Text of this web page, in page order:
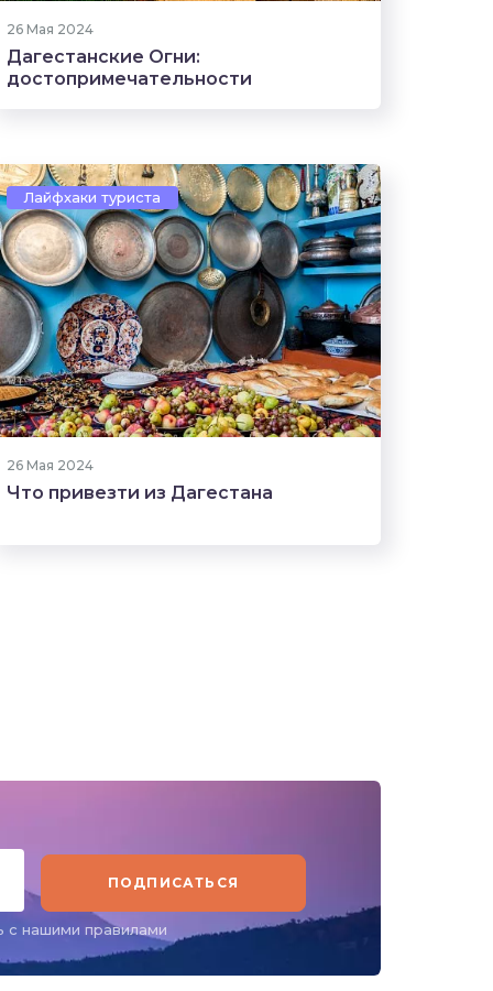
26 Мая 2024
Дагестанские Огни:
достопримечательности
Лайфхаки туриста
прочтение
26 Мая 2024
Что привезти из Дагестана
ПОДПИСАТЬСЯ
с нашими правилами